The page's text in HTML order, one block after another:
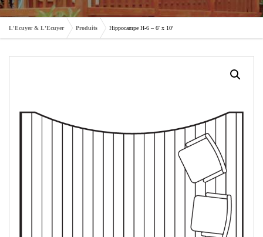
L'Ecuyer & L'Ecuyer Produits Hippocampe H-6 – 6′ x 10′